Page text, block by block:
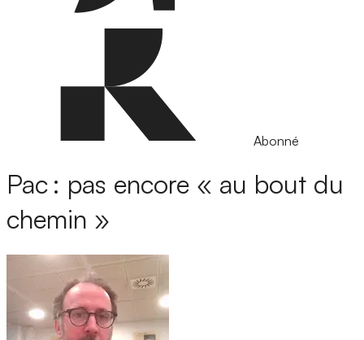
Abonné
Pac : pas encore « au bout du
chemin »